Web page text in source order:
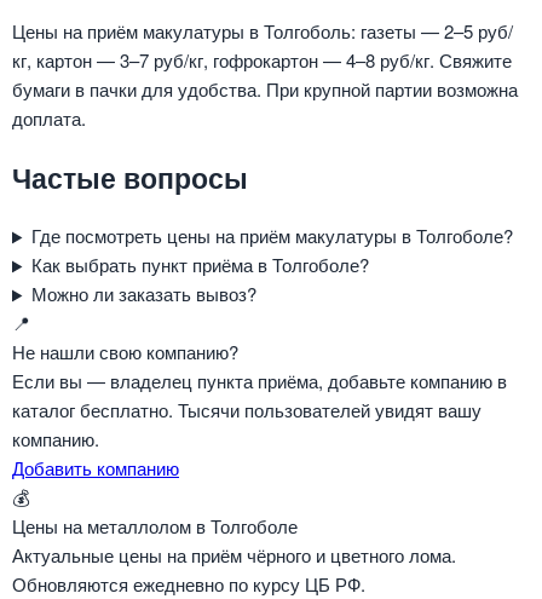
Цены на приём макулатуры в Толгоболь: газеты — 2–5 руб/
кг, картон — 3–7 руб/кг, гофрокартон — 4–8 руб/кг. Свяжите
бумаги в пачки для удобства. При крупной партии возможна
доплата.
Частые вопросы
Где посмотреть цены на приём макулатуры в Толгоболе?
Как выбрать пункт приёма в Толгоболе?
Можно ли заказать вывоз?
📍
Не нашли свою компанию?
Если вы — владелец пункта приёма, добавьте компанию в
каталог бесплатно. Тысячи пользователей увидят вашу
компанию.
Добавить компанию
💰
Цены на металлолом в Толгоболе
Актуальные цены на приём чёрного и цветного лома.
Обновляются ежедневно по курсу ЦБ РФ.